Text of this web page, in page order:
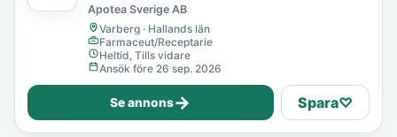
Apotea Sverige AB
Varberg · Hallands län
Farmaceut/Receptarie
Heltid, Tills vidare
Ansök före 26 sep. 2026
Se annons→ Spara♡